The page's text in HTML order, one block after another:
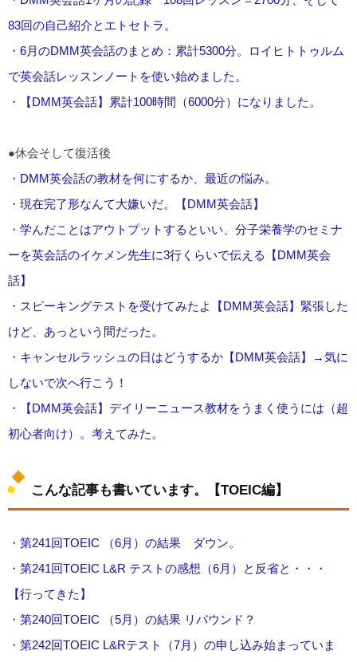
83回の自己紹介とエトセトラ。
・ 6月のDMM英会話のまとめ：累計5300分。ロイヒトトゥルム
で英会話レッスンノートを使い始めました。
・
【DMM英会話】累計100時間（6000分）になりました。
●休会そして復活後
・ DMM英会話の教材を何にするか、最近の悩み。
・ 現在完了形なんて大嫌いだ。【DMM英会話】
・ 学んだことはアウトプットするといい、分子栄養学のセミナ
ーを英会話のイケメン先生に3行くらいで伝える【DMM英会
話】
・ スピーキングテストを受けてみたよ【DMM英会話】緊張した
けど、あっという間だった。
・ キャンセルラッシュの日はどうするか【DMM英会話】→気に
しないで次へ行こう！
・
【DMM英会話】デイリーニュース教材をうまく使うには（超
初心者向け）。考えてみた。
こんな記事も書いています。【TOEIC編】
・ 第241回TOEIC （6月）の結果 ダウン。
・ 第241回TOEIC L&R テストの感想（6月）と反省と・・・
【行ってきた】
・ 第240回TOEIC （5月）の結果 リバウンド？
・ 第242回TOEIC L&Rテスト（7月）の申し込み始まっていま